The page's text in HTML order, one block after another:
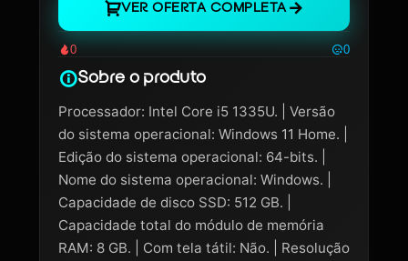
VER OFERTA COMPLETA
0 0
Sobre o produto
Processador: Intel Core i5 1335U. | Versão
do sistema operacional: Windows 11 Home. |
Edição do sistema operacional: 64-bits. |
Nome do sistema operacional: Windows. |
Capacidade de disco SSD: 512 GB. |
Capacidade total do módulo de memória
RAM: 8 GB. | Com tela tátil: Não. | Resolução